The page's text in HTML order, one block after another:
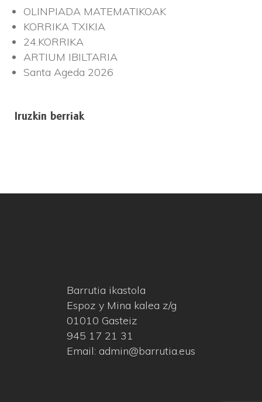
OLINPIADA MATEMATIKOAK
KORRIKA TXIKIA
24.KORRIKA
ARTIUM IBILTARIA
Santa Ageda 2026
Iruzkin berriak
Barrutia ikastola
Espoz y Mina kalea z/g
01010 Gasteiz
945 17 21 31
Email: admin@barrutia.eus